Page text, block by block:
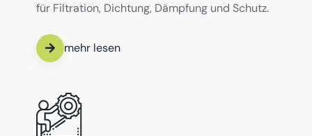
für Filtration, Dichtung, Dämpfung und Schutz.
mehr lesen